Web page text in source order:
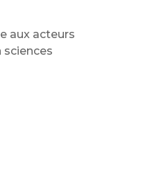
aux acteurs